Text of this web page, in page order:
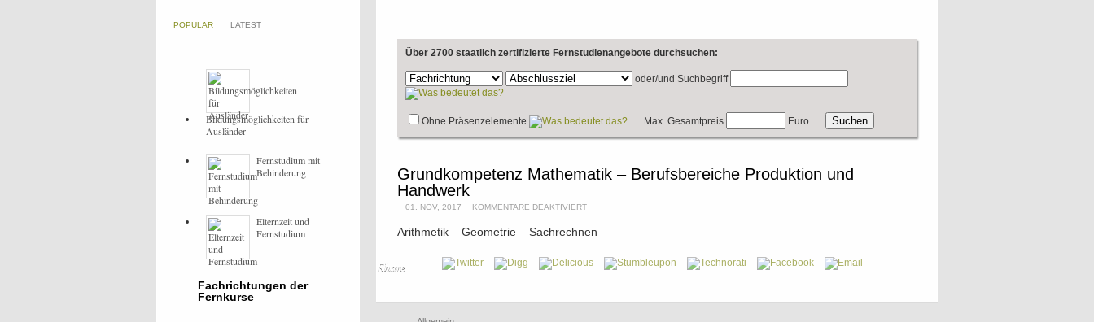
Über 2700 staatlich zertifizierte Fernstudienangebote durchsuchen:
oder/und Suchbegriff
Ohne Präsenzelemente Max. Gesamtpreis Euro
Grundkompetenz Mathematik – Berufsbereiche Produktion und
Handwerk
01. NOV, 2017 KOMMENTARE DEAKTIVIERT
Arithmetik – Geometrie – Sachrechnen
Share
POPULAR LATEST
Bildungsmöglichkeiten für
Ausländer
Fernstudium mit
Behinderung
Elternzeit und
Fernstudium
Fachrichtungen der
Fernkurse